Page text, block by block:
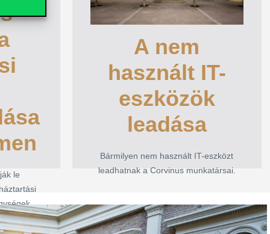
le
le
A nem
használt IT-
eszközök
leadása
Bármilyen nem használt IT-eszközt
leadhatnak a Corvinus munkatársai.
közösségi
partnert is
támogathatnak
a Corvinus
munkatársai
leadhatnak a Corvinus munkatársai.